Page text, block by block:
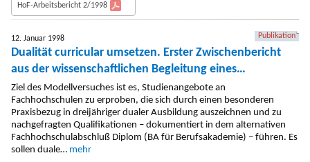
HoF-Arbeitsbericht 2/1998
12. Januar 1998 Publikation
Dualität curricular umsetzen. Erster Zwischenbericht
aus der wissenschaftlichen Begleitung eines
Modellversuches an den Fachhochschulen Magdeburg
und Merseburg
Ziel des Modellversuches ist es, Studienangebote an
Fachhochschulen zu erproben, die sich durch einen besonderen
Praxisbezug in dreijähriger dualer Ausbildung auszeichnen und zu
nachgefragten Qualifikationen – dokumentiert in dem alternativen
Fachhochschulabschluß Diplom (BA für Berufsakademie) – führen. Es
sollen duale… mehr